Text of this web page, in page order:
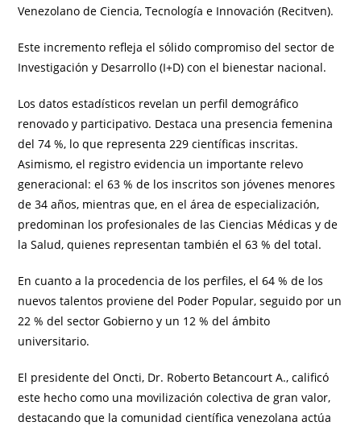
Venezolano de Ciencia, Tecnología e Innovación (Recitven).
Este incremento refleja el sólido compromiso del sector de
Investigación y Desarrollo (I+D) con el bienestar nacional.
Los datos estadísticos revelan un perfil demográfico
renovado y participativo. Destaca una presencia femenina
del 74 %, lo que representa 229 científicas inscritas.
Asimismo, el registro evidencia un importante relevo
generacional: el 63 % de los inscritos son jóvenes menores
de 34 años, mientras que, en el área de especialización,
predominan los profesionales de las Ciencias Médicas y de
la Salud, quienes representan también el 63 % del total.
En cuanto a la procedencia de los perfiles, el 64 % de los
nuevos talentos proviene del Poder Popular, seguido por un
22 % del sector Gobierno y un 12 % del ámbito
universitario.
El presidente del Oncti, Dr. Roberto Betancourt A., calificó
este hecho como una movilización colectiva de gran valor,
destacando que la comunidad científica venezolana actúa